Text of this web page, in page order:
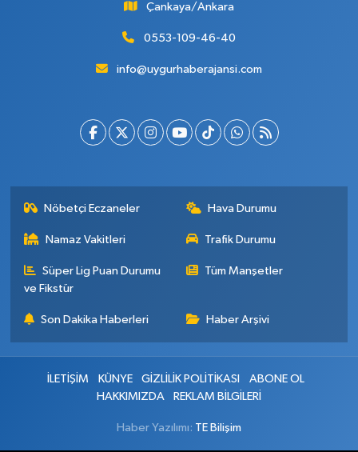
Çankaya/Ankara
0553-109-46-40
info@uygurhaberajansi.com
Nöbetçi Eczaneler Hava Durumu
Namaz Vakitleri Trafik Durumu
Süper Lig Puan Durumu
ve Fikstür
Tüm Manşetler
Son Dakika Haberleri Haber Arşivi
İLETİŞİM KÜNYE GİZLİLİK POLİTİKASI
ABONE OL
HAKKIMIZDA
REKLAM BİLGİLERİ
Haber Yazılımı: TE Bilişim